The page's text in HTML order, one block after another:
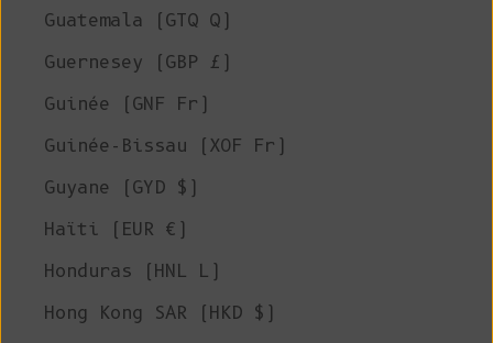
Guatemala (GTQ Q)
Guernesey (GBP £)
Guinée (GNF Fr)
Guinée-Bissau (XOF Fr)
Guyane (GYD $)
Haïti (EUR €)
Honduras (HNL L)
Hong Kong SAR (HKD $)